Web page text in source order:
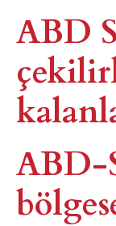
ABD
ABD-